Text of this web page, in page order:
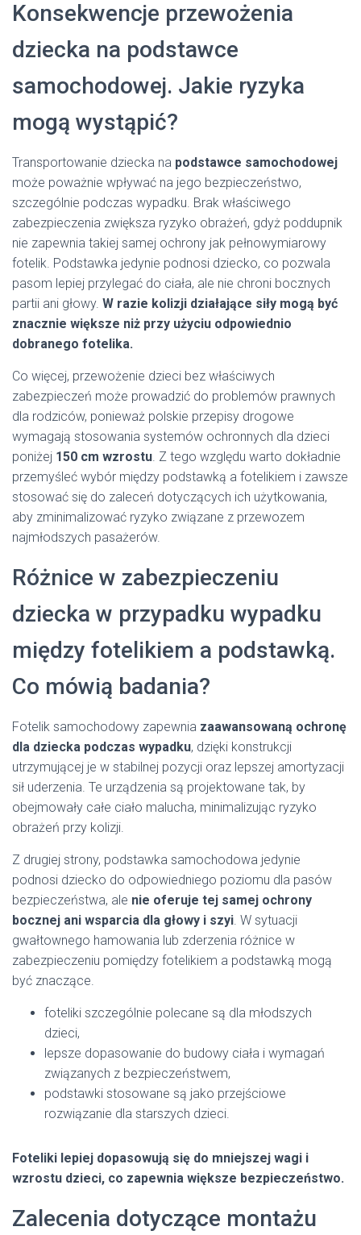
Konsekwencje przewożenia
dziecka na podstawce
samochodowej. Jakie ryzyka
mogą wystąpić?
Transportowanie dziecka na podstawce samochodowej
może poważnie wpływać na jego bezpieczeństwo,
szczególnie podczas wypadku. Brak właściwego
zabezpieczenia zwiększa ryzyko obrażeń, gdyż poddupnik
nie zapewnia takiej samej ochrony jak pełnowymiarowy
fotelik. Podstawka jedynie podnosi dziecko, co pozwala
pasom lepiej przylegać do ciała, ale nie chroni bocznych
partii ani głowy. W razie kolizji działające siły mogą być
znacznie większe niż przy użyciu odpowiednio
dobranego fotelika.
Co więcej, przewożenie dzieci bez właściwych
zabezpieczeń może prowadzić do problemów prawnych
dla rodziców, ponieważ polskie przepisy drogowe
wymagają stosowania systemów ochronnych dla dzieci
poniżej 150 cm wzrostu. Z tego względu warto dokładnie
przemyśleć wybór między podstawką a fotelikiem i zawsze
stosować się do zaleceń dotyczących ich użytkowania,
aby zminimalizować ryzyko związane z przewozem
najmłodszych pasażerów.
Różnice w zabezpieczeniu
dziecka w przypadku wypadku
między fotelikiem a podstawką.
Co mówią badania?
Fotelik samochodowy zapewnia zaawansowaną ochronę
dla dziecka podczas wypadku, dzięki konstrukcji
utrzymującej je w stabilnej pozycji oraz lepszej amortyzacji
sił uderzenia. Te urządzenia są projektowane tak, by
obejmowały całe ciało malucha, minimalizując ryzyko
obrażeń przy kolizji.
Z drugiej strony, podstawka samochodowa jedynie
podnosi dziecko do odpowiedniego poziomu dla pasów
bezpieczeństwa, ale nie oferuje tej samej ochrony
bocznej ani wsparcia dla głowy i szyi. W sytuacji
gwałtownego hamowania lub zderzenia różnice w
zabezpieczeniu pomiędzy fotelikiem a podstawką mogą
być znaczące.
foteliki szczególnie polecane są dla młodszych
dzieci,
lepsze dopasowanie do budowy ciała i wymagań
związanych z bezpieczeństwem,
podstawki stosowane są jako przejściowe
rozwiązanie dla starszych dzieci.
Foteliki lepiej dopasowują się do mniejszej wagi i
wzrostu dzieci, co zapewnia większe bezpieczeństwo.
Zalecenia dotyczące montażu